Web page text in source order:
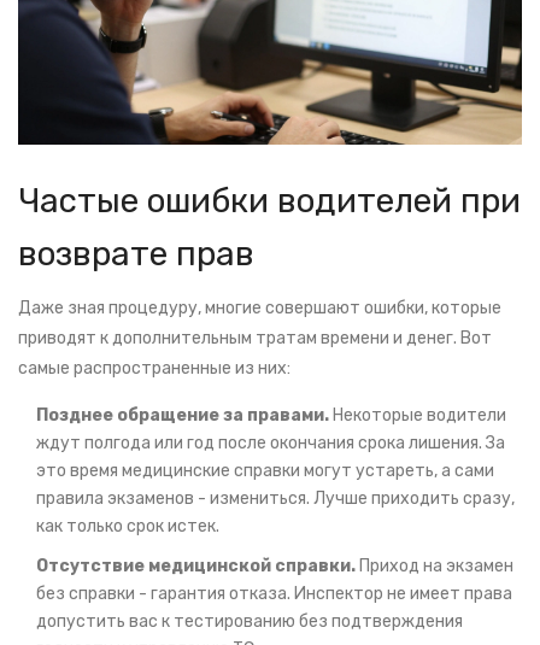
Частые ошибки водителей при
возврате прав
Даже зная процедуру, многие совершают ошибки, которые
приводят к дополнительным тратам времени и денег. Вот
самые распространенные из них:
Позднее обращение за правами. Некоторые водители
ждут полгода или год после окончания срока лишения. За
это время медицинские справки могут устареть, а сами
правила экзаменов - измениться. Лучше приходить сразу,
как только срок истек.
Отсутствие медицинской справки. Приход на экзамен
без справки - гарантия отказа. Инспектор не имеет права
допустить вас к тестированию без подтверждения